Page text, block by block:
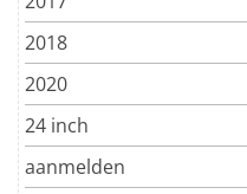
2018
2020
24 inch
aanmelden